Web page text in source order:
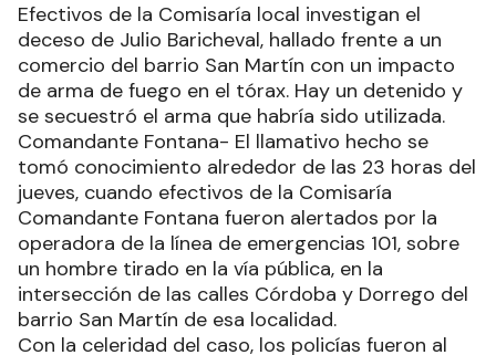
Efectivos de la Comisaría local investigan el
deceso de Julio Baricheval, hallado frente a un
comercio del barrio San Martín con un impacto
de arma de fuego en el tórax. Hay un detenido y
se secuestró el arma que habría sido utilizada.
Comandante Fontana- El llamativo hecho se
tomó conocimiento alrededor de las 23 horas del
jueves, cuando efectivos de la Comisaría
Comandante Fontana fueron alertados por la
operadora de la línea de emergencias 101, sobre
un hombre tirado en la vía pública, en la
intersección de las calles Córdoba y Dorrego del
barrio San Martín de esa localidad.
Con la celeridad del caso, los policías fueron al